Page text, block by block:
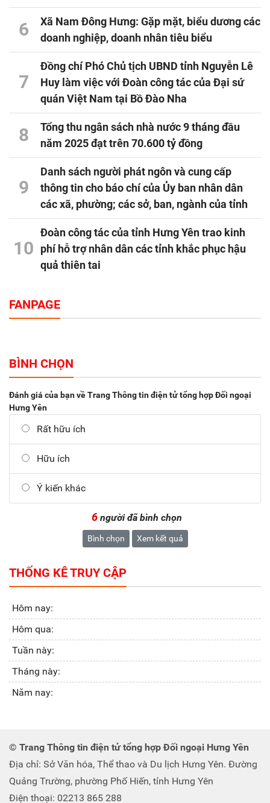
6
Xã Nam Đông Hưng: Gặp mặt, biểu dương các
doanh nghiệp, doanh nhân tiêu biểu
7
Đồng chí Phó Chủ tịch UBND tỉnh Nguyễn Lê
Huy làm việc với Đoàn công tác của Đại sứ
quán Việt Nam tại Bồ Đào Nha
8
Tổng thu ngân sách nhà nước 9 tháng đầu
năm 2025 đạt trên 70.600 tỷ đồng
9
Danh sách người phát ngôn và cung cấp
thông tin cho báo chí của Ủy ban nhân dân
các xã, phường; các sở, ban, ngành của tỉnh
10
Đoàn công tác của tỉnh Hưng Yên trao kinh
phí hỗ trợ nhân dân các tỉnh khắc phục hậu
quả thiên tai
FANPAGE
BÌNH CHỌN
Đánh giá của bạn về Trang Thông tin điện tử tổng hợp Đối ngoại
Hưng Yên
Rất hữu ích
Hữu ích
Ý kiến khác
6 người đã bình chọn
Bình chọn Xem kết quả
THỐNG KÊ TRUY CẬP
Hôm nay:
Hôm qua:
Tuần này:
Tháng này:
Năm nay:
© Trang Thông tin điện tử tổng hợp Đối ngoại Hưng Yên
Địa chỉ: Sở Văn hóa, Thể thao và Du lịch Hưng Yên. Đường
Quảng Trường, phường Phố Hiến, tỉnh Hưng Yên
Điện thoại: 02213 865 288